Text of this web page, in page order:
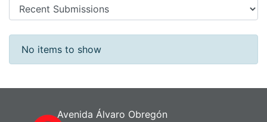
Recent Submissions
No items to show
Avenida Álvaro Obregón